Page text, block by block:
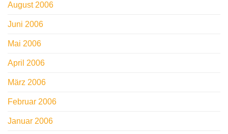
August 2006
Juni 2006
Mai 2006
April 2006
März 2006
Februar 2006
Januar 2006